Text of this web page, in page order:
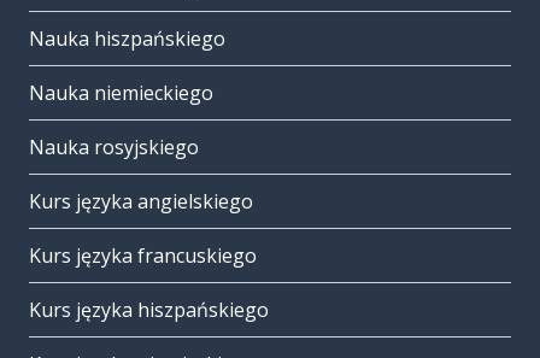
Nauka hiszpańskiego
Nauka niemieckiego
Nauka rosyjskiego
Kurs języka angielskiego
Kurs języka francuskiego
Kurs języka hiszpańskiego